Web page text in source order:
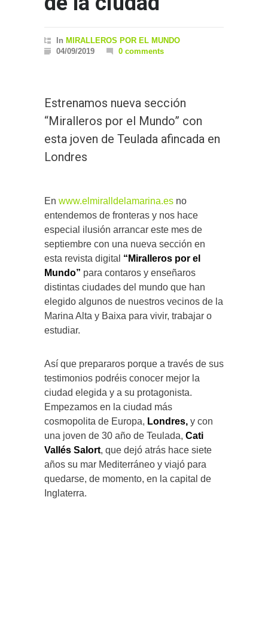
In MIRALLEROS POR EL MUNDO
04/09/2019
0 comments
Estrenamos nueva sección
“Miralleros por el Mundo” con
esta joven de Teulada afincada en
Londres
En www.elmiralldelamarina.es no
entendemos de fronteras y nos hace
especial ilusión arrancar este mes de
septiembre con una nueva sección en
esta revista digital “Miralleros por el
Mundo” para contaros y enseñaros
distintas ciudades del mundo que han
elegido algunos de nuestros vecinos de la
Marina Alta y Baixa para vivir, trabajar o
estudiar.
Así que prepararos porque a través de sus
testimonios podréis conocer mejor la
ciudad elegida y a su protagonista.
Empezamos en la ciudad más
cosmopolita de Europa, Londres, y con
una joven de 30 año de Teulada, Cati
Vallés Salort, que dejó atrás hace siete
años su mar Mediterráneo y viajó para
quedarse, de momento, en la capital de
Inglaterra.